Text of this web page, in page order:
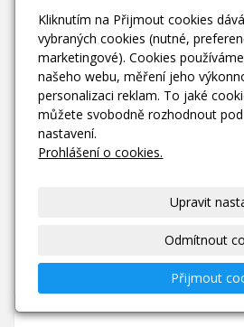
Kliknutím na Přijmout cookies
vybraných cookies (nutné,
marketingové). Cookies
našeho webu, měření jeho
personalizaci reklam. To jaké
můžete svobodně rozhodnout
nastavení.
Prohlášení o cookies.
Upravit
Odmítnout
Přijmout